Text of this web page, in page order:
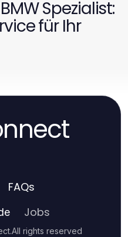
Spezialist:
für Ihr
FAQs
Jobs
.All rights reserved